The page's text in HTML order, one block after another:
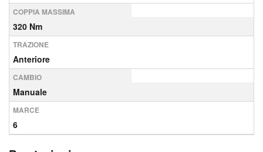
COPPIA MASSIMA
320 Nm
TRAZIONE
Anteriore
CAMBIO
Manuale
MARCE
6